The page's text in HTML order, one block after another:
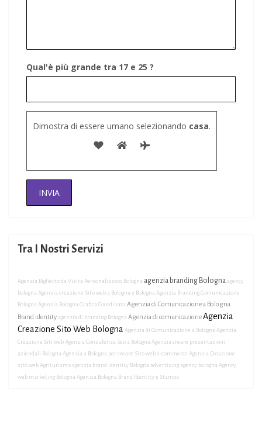
Qual'è più grande tra 17 e 25 ?
Dimostra di essere umano selezionando casa.
Tra I Nostri Servizi
Agenzia Biglietto da Visita Personalizzato Bologna agenzia branding Bologna agency
bologna Agenzia creazione Sito web a Bologna e Bologna Agenzia Branding Comunicazione
Bologna Agenzia Bologna Grafica Coordinata Agenzia di Comunicazione a Bologna
Brand identity agenzia di branding Bologna Agenzia di comunicazioneAgenzia
Creazione Sito Web Bologna Agenzia di Comunicazione a Bologna Agenzia
Creazione Siti web Agenzia Consulenza Seo a Bologna Agenzia creare presentazioni
aziendali Bologna Agenzia a Bologna per creare Sito web e-commerce Agenzia Creazione
sito web Agriturismo agenzia brand identity Bologna advertising agency bologna Agency
web marketing Bologna Agenzia Bologna Brand Identity e Stampa